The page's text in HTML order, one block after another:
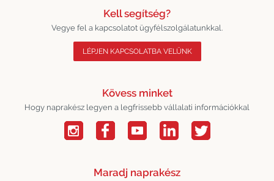
Kell segítség?
Vegye fel a kapcsolatot ügyfélszolgálatunkkal.
LÉPJEN KAPCSOLATBA VELÜNK
Kövess minket
Hogy naprakész legyen a legfrissebb vállalati információkkal
Maradj naprakész